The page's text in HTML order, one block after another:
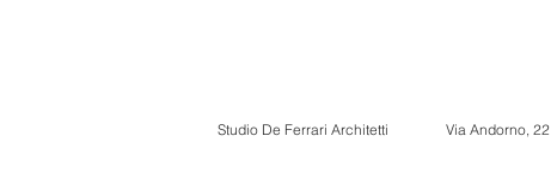
Studio De Ferrari Architetti Via Andorno, 22